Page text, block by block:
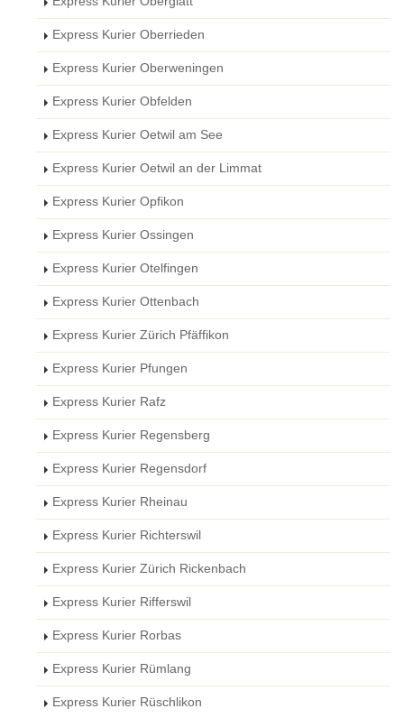
Express Kurier Oberrieden
Express Kurier Oberweningen
Express Kurier Obfelden
Express Kurier Oetwil am See
Express Kurier Oetwil an der Limmat
Express Kurier Opfikon
Express Kurier Ossingen
Express Kurier Otelfingen
Express Kurier Ottenbach
Express Kurier Zürich Pfäffikon
Express Kurier Pfungen
Express Kurier Rafz
Express Kurier Regensberg
Express Kurier Regensdorf
Express Kurier Rheinau
Express Kurier Richterswil
Express Kurier Zürich Rickenbach
Express Kurier Rifferswil
Express Kurier Rorbas
Express Kurier Rümlang
Express Kurier Rüschlikon